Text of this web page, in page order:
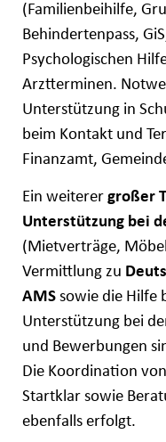
(Familienbeihilfe,
Behindertenpass,
Psychologischen
Arztterminen.
Unterstützung in
beim Kontakt und
Finanzamt,
Ein weiterer großer
Unterstützung bei
(Mietverträge,
Vermittlung zu
AMS sowie die Hilfe
Unterstützung bei
und Bewerbungen
Die Koordination
Startklar sowie
ebenfalls erfolgt.